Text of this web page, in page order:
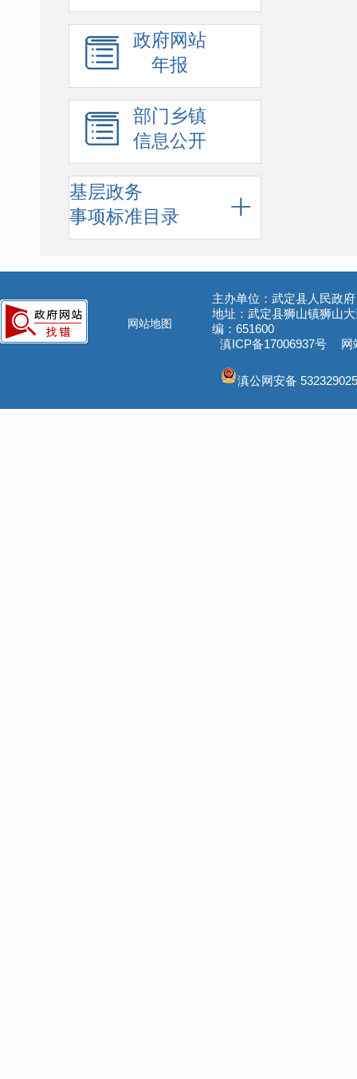
政府网站
年报
部门乡镇
信息公开
基层政务
事项标准目录
网站地图
主办单位：武定县人民政
地址：武定县狮山镇狮
编：651600
滇ICP备17006937号
网
滇公网安备